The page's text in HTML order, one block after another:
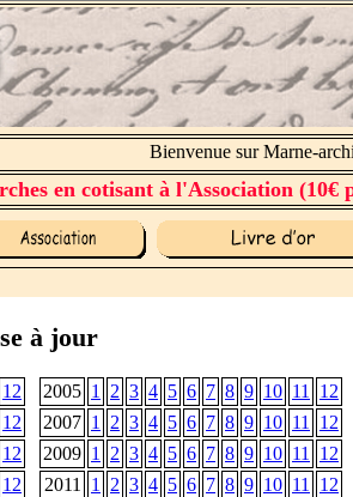
Bienvenue sur Marne-
en cotisant à l'Association (10€
à jour
12 2005 1 2 3 4 5 6 7 8 9 10 11
12
12 2007 1 2 3 4 5 6 7 8 9 10 11
12
12 2009 1 2 3 4 5 6 7 8 9 10 11
12
12 2011 1 2 3 4 5 6 7 8 9 10 11
12